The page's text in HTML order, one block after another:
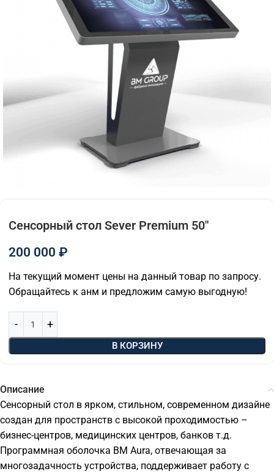
Сенсорный стол Sever Premium 50″
200 000 ₽
На текущий момент цены на данный товар по запросу.
Обращайтесь к анм и предложим самую выгодную!
В КОРЗИНУ
Описание
Сенсорный стол в ярком, стильном, современном дизайне
создан для пространств с высокой проходимостью –
бизнес-центров, медицинских центров, банков т.д.
Программная оболочка BM Aura, отвечающая за
многозадачность устройства, поддерживает работу с